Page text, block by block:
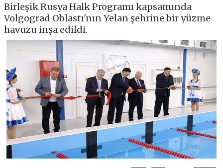
Birleşik Rusya Halk Programı kapsamında
Volgograd Oblastı'nın Yelan şehrine bir yüzme
havuzu inşa edildi.